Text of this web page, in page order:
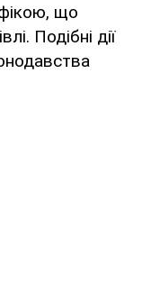
що
Подібні дії